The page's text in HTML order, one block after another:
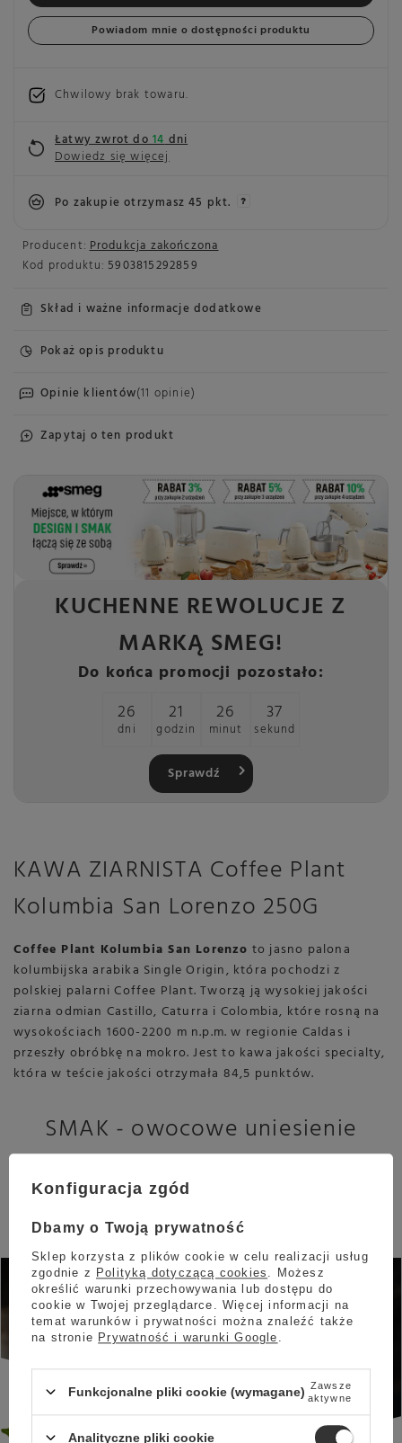
Producent: Produkcja zakończona
Kod produktu: 5903815292859
Skład i ważne informacje dodatkowe
Pokaż opis produktu
Opinie klientów(11 opinie)
Zapytaj o ten produkt
Powiadom mnie o dostępności produktu
Chwilowy brak towaru
Łatwy zwrot do14dni
Dowiedz się więcej
Po zakupie otrzymasz45 pkt.
KUCHENNE REWOLUCJE Z
MARKĄ SMEG!
Do końca promocji pozostało:
26
dni
21
godzin
26
minut
37
sekund
Sprawdź
KAWA ZIARNISTA Coffee Plant
Kolumbia San Lorenzo 250G
Coffee Plant Kolumbia San Lorenzo to jasno palona
kolumbijska arabika Single Origin, która pochodzi z
polskiej palarni Coffee Plant. Tworzą ją wysokiej jakości
ziarna odmian Castillo, Caturra i Colombia, które rosną na
wysokościach 1600-2200 m n.p.m. w regionie Caldas i
przeszły obróbkę na mokro. Jest to kawa jakości specialty,
która w teście jakości otrzymała 84,5 punktów.
SMAK - owocowe uniesienie
charakteryzuje się słodkim smakiem, który przełamuje
cytryny, pomarańczy, jabłka i karmelu
Proponowane sposoby
przygotowania
Kawy ziarnistej COFFEE PLANT
NIEDOSTĘPNY
Konfiguracja zgód
Dbamy o Twoją prywatność
Sklep korzysta z plików cookie w celu realizacji usług
zgodnie z Polityką dotyczącą cookies
. Możesz
określić warunki przechowywania lub dostępu do
cookie w Twojej przeglądarce. Więcej informacji na
temat warunków i prywatności można znaleźć także
na stronie Prywatność i warunki Google
Funkcjonalne pliki cookie (wymagane) Zawsze
aktywne
Analityczne pliki cookie